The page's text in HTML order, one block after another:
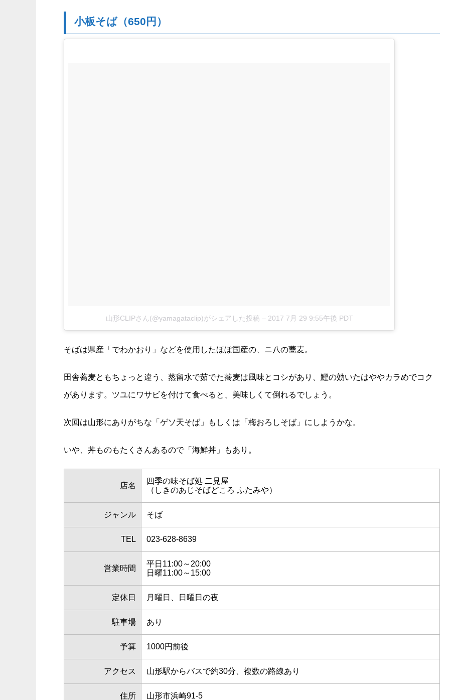
小板そば（650円）
山形CLIPさん(@yamagataclip)がシェアした投稿 – 2017 7月 29 9:55午後 PDT
そばは県産「でわかおり」などを使用したほぼ国産の、ニ八の蕎麦。
田舎蕎麦ともちょっと違う、蒸留水で茹でた蕎麦は風味とコシがあり、鰹の効いたはややカラめでコク
があります。ツユにワサビを付けて食べると、美味しくて倒れるでしょう。
次回は山形にありがちな「ゲソ天そば」もしくは「梅おろしそば」にしようかな。
いや、丼ものもたくさんあるので「海鮮丼」もあり。
店名
四季の味そば処 二見屋
（しきのあじそばどころ ふたみや）
ジャンル そば
TEL 023-628-8639
営業時間
平日11:00～20:00
日曜11:00～15:00
定休日 月曜日、日曜日の夜
駐車場 あり
予算 1000円前後
アクセス 山形駅からバスで約30分、複数の路線あり
住所 山形市浜崎91-5